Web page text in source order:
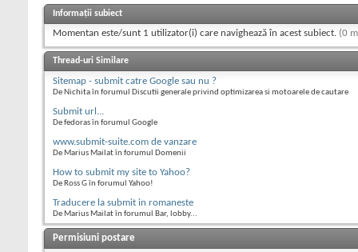
Informații subiect
Momentan este/sunt 1 utilizator(i) care navighează în acest subiect. (0
Thread-uri Similare
Sitemap - submit catre Google sau nu ?
De Nichita în forumul Discutii generale privind optimizarea si motoarele de cautare
Submit url...
De fedoras în forumul Google
www.submit-suite.com de vanzare
De Marius Mailat în forumul Domenii
How to submit my site to Yahoo?
De Ross G în forumul Yahoo!
Traducere la submit in romaneste
De Marius Mailat în forumul Bar, lobby...
Permisiuni postare